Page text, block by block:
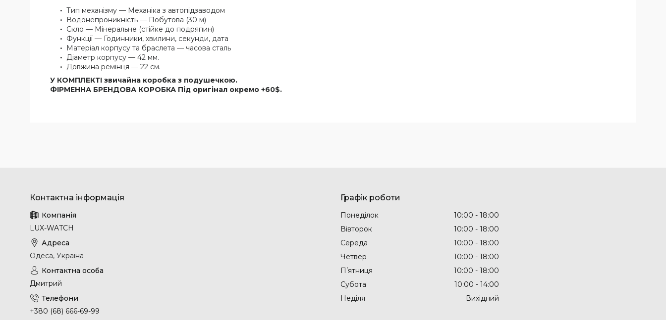
Тип механізму — Механіка з автопідзаводом
Водонепроникність — Побутова (30 м)
Скло — Мінеральне (стійке до подряпин)
Функції — Годинники, хвилини, секунди, дата
Матеріал корпусу та браслета — часова сталь
Діаметр корпусу — 42 мм.
Довжина ремінця — 22 см.
У КОМПЛЕКТІ звичайна коробка з подушечкою.
ФІРМЕННА БРЕНДОВА КОРОБКА Під оригінал окремо +60$.
LUX-WATCH
Одеса, Україна
Дмитрий
+380 (68) 666-69-99
Графік роботи
Понеділок 10:00
18:00
Вівторок
10:00
18:00
Середа
10:00
18:00
Четвер
10:00
18:00
Пʼятниця
10:00
18:00
Субота
10:00
14:00
Неділя
Вихідний